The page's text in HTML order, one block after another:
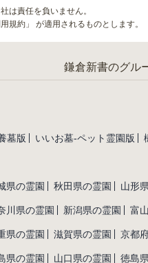
は責任を負いません。
規約」 が適用されるものとします。
鎌倉新書のグル
墓版 いいお墓-ペット霊園版
県の霊園 秋田県の霊園 山形
川県の霊園 新潟県の霊園 富
県の霊園 滋賀県の霊園 京都
県の霊園 山口県の霊園 徳島